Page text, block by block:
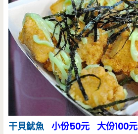
干貝魷魚 小份50元 大份100元